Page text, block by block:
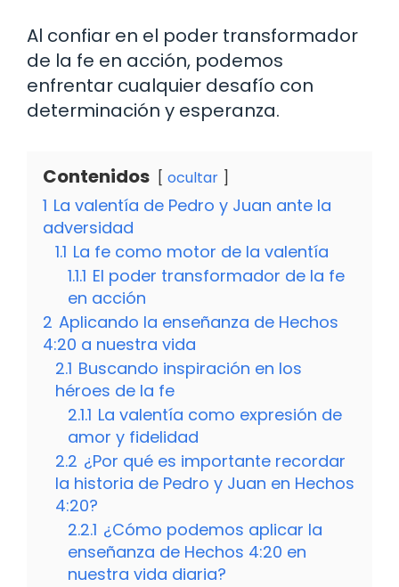
Al confiar en el poder transformador
de la fe en acción, podemos
enfrentar cualquier desafío con
determinación y esperanza.
Contenidos ocultar
1 La valentía de Pedro y Juan ante la
adversidad
1.1 La fe como motor de la valentía
1.1.1 El poder transformador de la fe
en acción
2 Aplicando la enseñanza de Hechos
4:20 a nuestra vida
2.1 Buscando inspiración en los
héroes de la fe
2.1.1 La valentía como expresión de
amor y fidelidad
2.2 ¿Por qué es importante recordar
la historia de Pedro y Juan en Hechos
4:20?
2.2.1 ¿Cómo podemos aplicar la
enseñanza de Hechos 4:20 en
nuestra vida diaria?